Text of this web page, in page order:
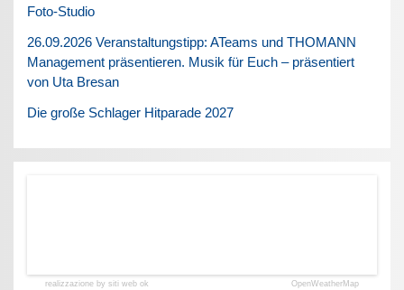
Foto-Studio
26.09.2026 Veranstaltungstipp: ATeams und THOMANN
Management präsentieren. Musik für Euch – präsentiert
von Uta Bresan
Die große Schlager Hitparade 2027
realizzazione by siti web ok OpenWeatherMap